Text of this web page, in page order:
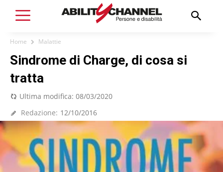
Home Malattie
Sindrome di Charge, di cosa si
tratta
Ultima modifica: 08/03/2020
Redazione: 12/10/2016